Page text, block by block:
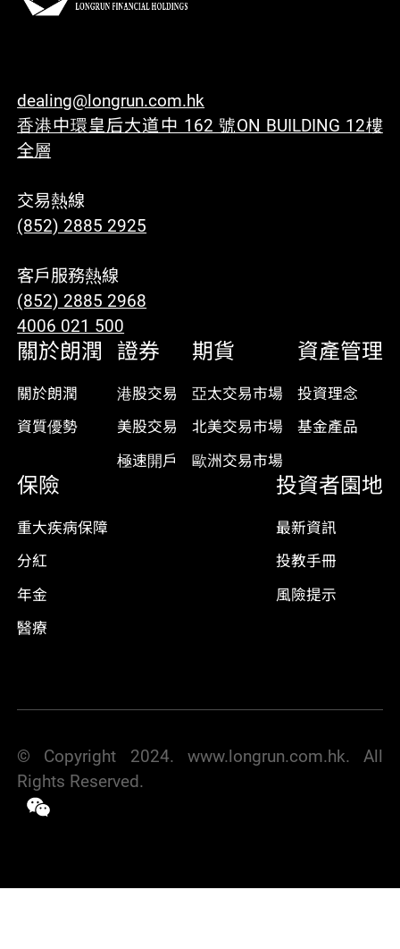
dealing@longrun.com.hk
香港中環皇后大道中 162 號ON BUILDING 12樓
全層
交易熱線
(852) 2885 2925
客戶服務熱線
(852) 2885 2968
4006 021 500
關於朗潤
關於朗潤
資質優勢
證券
港股交易
美股交易
極速開戶
期貨
亞太交易市場
北美交易市場
歐洲交易市場
資產管理
投資理念
基金產品
保險
重大疾病保障
分紅
年金
醫療
投資者園地
最新資訊
投教手冊
風險提示
© Copyright 2024. www.longrun.com.hk. All
Rights Reserved.